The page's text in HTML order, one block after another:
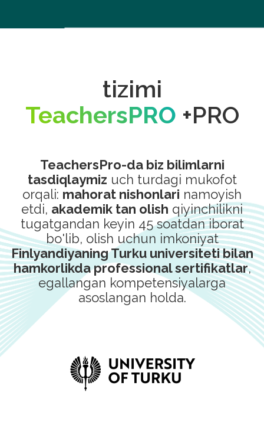
tizimi
TeachersPRO +PRO
TeachersPro-da biz bilimlarni
tasdiqlaymiz uch turdagi mukofot
orqali: mahorat nishonlari namoyish
etdi, akademik tan olish qiyinchilikni
tugatgandan keyin 45 soatdan iborat
bo'lib, olish uchun imkoniyat
Finlyandiyaning Turku universiteti bilan
hamkorlikda professional sertifikatlar,
egallangan kompetensiyalarga
asoslangan holda.